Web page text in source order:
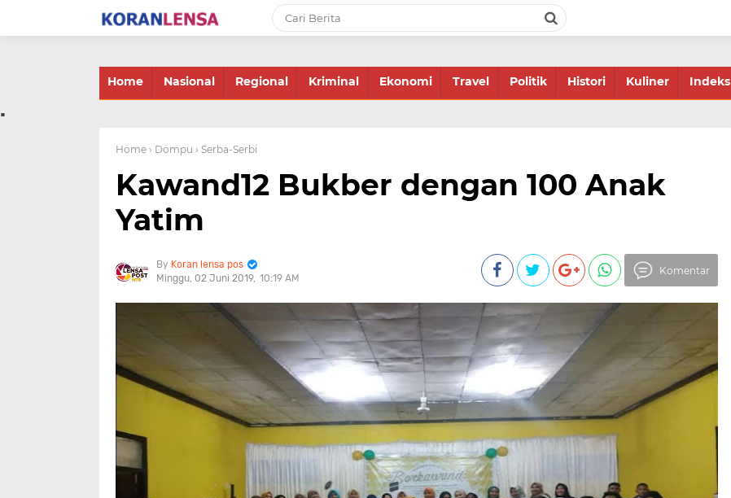
Home Nasional Regional Kriminal Ekonomi Travel Politik Histori Kuliner Indeks
.
Home › Dompu › Serba-Serbi
Kawand12 Bukber dengan 100 Anak
Yatim
Koran lensa pos
Minggu, 02 Juni 2019 10:19 AM
Komentar